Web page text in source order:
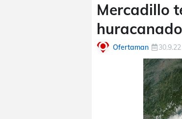
Mercadillo
Ofertaman 30.9.22